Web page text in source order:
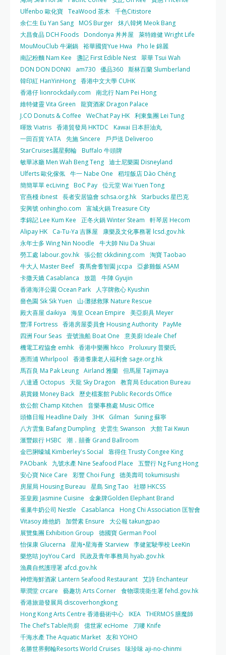
Ulfenbo 歐化寶 TeaWood 茶木 千色Citistore
余仁生 Eu Yan Sang MOS Burger 炑八韓烤 Meok Bang
大昌食品 DCH Foods Dondonya 丼丼屋
萊特維健 Wright Life
MouMouClub 牛涮鍋 裕華國貨Yue Hwa
Pho le 錦麗
南記粉麵 Nam Kee
盞記 First Edible Nest 翠華 Tsui Wah
DON DON DONKI
am730 優品360 斯林百蘭 Slumberland
韓印紅 HanYinHong 香港中文大學 CUHK
香港仔 lionrockdaily.com
南北行 Nam Pei Hong
維特健靈 Vita Green
龍寶酒家 Dragon Palace
J.CO Donuts & Coffee
WeChat Pay HK 利東集團 Lei Tung
暉致 Viatris 香港貿發局 HKTDC
Kawai 日本肝油丸
一田百貨 YATA 先施 Sincere
戶戶送 Deliveroo
StarCruises麗星郵輪 Buffalo 牛頭牌
敏華冰廳 Men Wah Beng Teng 迪士尼樂園 Disneyland
Ulferts 歐化傢俬 牛一 Nabe One
稻埕飯店 Dào Chéng
簡簡單單 ecLiving BoC Pay 位元堂 Wai Yuen Tong
官燕棧 ibnest 長者安居協會 schsa.org.hk
Starbucks 星巴克
安興號 onhingho.com
富城火鍋 Treasure City
李錦記 Lee Kum Kee
正冬火鍋 Winter Steam
軒琴居 Hecom
Alipay HK
Ca-Tu-Ya 吉豚屋
康樂及文化事務署 lcsd.gov.hk
永年士多 Wing Nin Noodle
牛大帥 Niu Da Shuai
勞工處 labour.gov.hk 張公館 ckkdining.com
淘寶 Taobao
牛大人 Master Beef 賽馬會耆智園 jccpa
亞參雞飯 ASAM
卡撒天嬌 Casablanca
放題
牛陣 Gyujin
香港海洋公園 Ocean Park
人字牌救心 Kyushin
嗇色園 Sik Sik Yuen
山‧灘拯救隊 Nature Rescue
殿大喜屋 daikiya
海皇 Ocean Empire
美亞廚具 Meyer
豐澤 Fortress 香港房屋委員會 Housing Authority PayMe
四洲 Four Seas 壹號漁船 Boat One
意美廚 Ideale Chef
機電工程協會 emhk 香港中樂團 hkco
Proluxury 普樂氏
惠而浦 Whirlpool
香港耆康老人福利會 sage.org.hk
馬百良 Ma Pak Leung Airland 雅蘭 但馬屋 Tajimaya
八達通 Octopus
天龍 Sky Dragon
教育局 Education Bureau
易賞錢 Money Back
歷史檔案館 Public Records Office
炊公館 Champ Kitchen
音樂事務處 Music Office
頭條日報 Headline Daily 3HK Gilman
Suning 蘇寧
八方雲集 Bafang Dumpling
史雲生 Swanson
大館 Tai Kwun
滙豐銀行 HSBC
潮．囍薈 Grand Ballroom
金巴脷蠔城 Kimberley's Social
靠得住 Trusty Congee King
PAObank
九號水產 Nine Seafood Place
五豐行 Ng Fung Hong
安心寶 Nice Care
彩豐 Choi Fung 德美壽司 tokumisushi
房屋局 Housing Bureau
星島 Sing Tao
社聯 HKCSS
茶皇殿 Jasmine Cuisine
金象牌Golden Elephant Brand
雀巢牛奶公司 Nestle
Casablanca
Hong Chi Association 匡智會
Vitasoy 維他奶
加營素 Ensure
大公報 takungpao
展覽集團 Exhibition Group
德國寶 German Pool
怡保康 Glucerna
星海•星海薈 Starview 李健駕駛學校 LeeKin
樂悠咭 JoyYou Card
民政及青年事務局 hyab.gov.hk
漁農自然護理署 afcd.gov.hk
神燈海鮮酒家 Lantern Seafood Restaurant 艾詩 Enchanteur
華潤堂 crcare
藝趣坊 Arts Corner 食物環境衛生署 fehd.gov.hk
香港旅遊發展局 discoverhongkong
Hong Kong Arts Centre 香港藝術中心 IKEA THERMOS 膳魔師
The Chef’s Table尚廚 億世家 ecHome
刀嘜 Knife
千海水產 The Aquatic Market 友和 YOHO
名勝世界郵輪Resorts World Cruises 味珍味 aji-no-chinmi